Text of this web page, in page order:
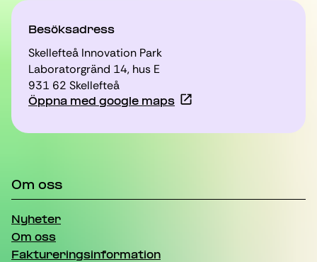
Besöksadress
Skellefteå Innovation Park
Laboratorgränd 14, hus E
931 62 Skellefteå
Öppna med google maps
Om oss
Nyheter
Om oss
Faktureringsinformation